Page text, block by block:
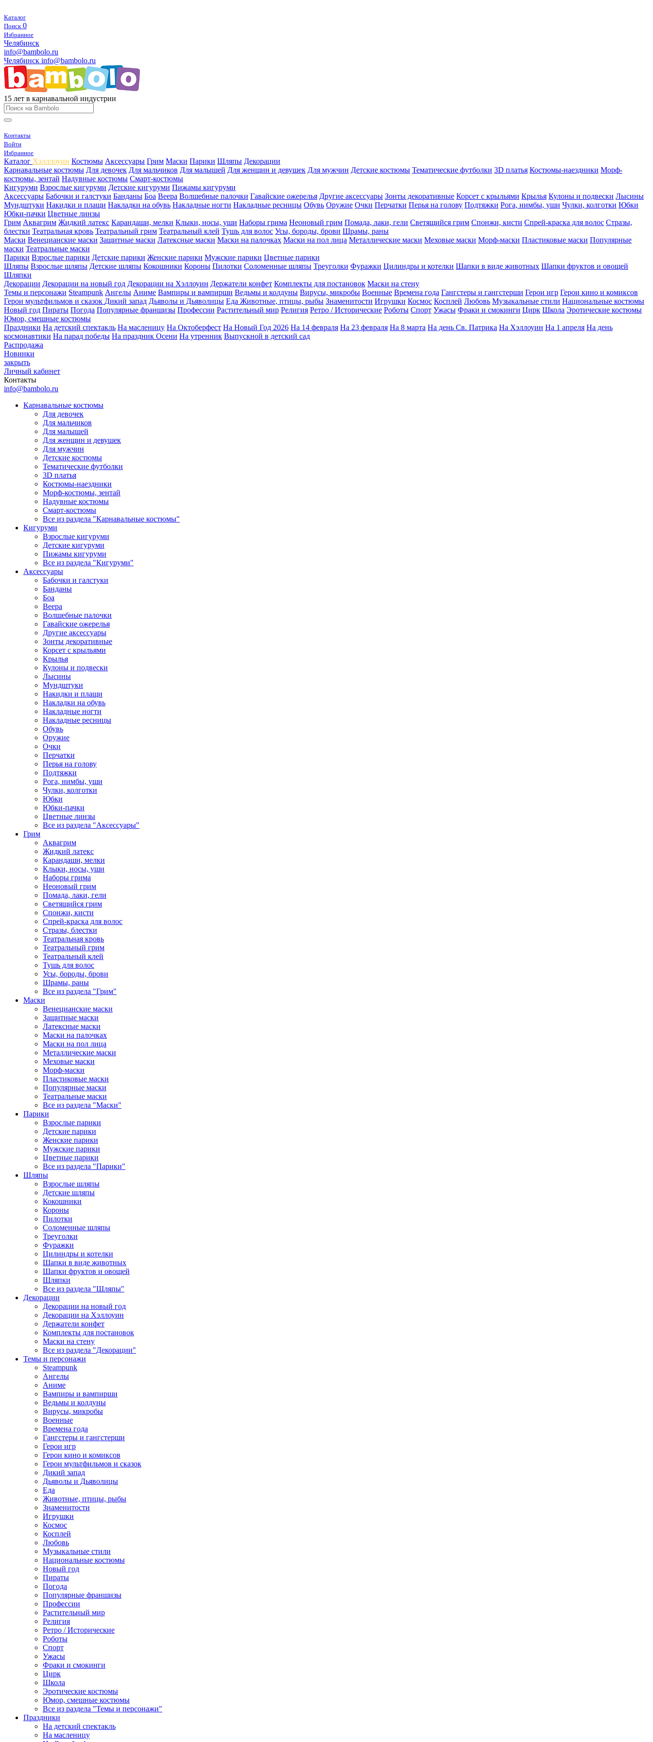
Каталог
Поиск 0
Избранное
Челябинск
info@bambolo.ru
Челябинск info@bambolo.ru
15 лет в карнавальной индустрии
Контакты
Войти
Избранное
Каталог Хэлллоуин Костюмы Аксессуары Грим Маски Парики Шляпы Декорации
Карнавальные костюмы Для девочек Для мальчиков Для малышей Для женщин и девушек Для мужчин Детские костюмы Тематические футболки 3D платья Костюмы-наездники Морф-
костюмы, зентай Надувные костюмы Смарт-костюмы
Кигуруми Взрослые кигуруми Детские кигуруми Пижамы кигуруми
Аксессуары Бабочки и галстуки Банданы Боа Веера Волшебные палочки Гавайские ожерелья Другие аксессуары Зонты декоративные Корсет с крыльями Крылья Кулоны и подвески Лысины
Мундштуки Накидки и плащи Накладки на обувь Накладные ногти Накладные ресницы Обувь Оружие Очки Перчатки Перья на голову Подтяжки Рога, нимбы, уши Чулки, колготки Юбки
Юбки-пачки Цветные линзы
Грим Аквагрим Жидкий латекс Карандаши, мелки Клыки, носы, уши Наборы грима Неоновый грим Помада, лаки, гели Светящийся грим Спонжи, кисти Спрей-краска для волос Стразы,
блестки Театральная кровь Театральный грим Театральный клей Тушь для волос Усы, бороды, брови Шрамы, раны
Маски Венецианские маски Защитные маски Латексные маски Маски на палочках Маски на пол лица Металлические маски Меховые маски Морф-маски Пластиковые маски Популярные
маски Театральные маски
Парики Взрослые парики Детские парики Женские парики Мужские парики Цветные парики
Шляпы Взрослые шляпы Детские шляпы Кокошники Короны Пилотки Соломенные шляпы Треуголки Фуражки Цилиндры и котелки Шапки в виде животных Шапки фруктов и овощей
Шляпки
Декорации Декорации на новый год Декорации на Хэллоуин Держатели конфет Комплекты для постановок Маски на стену
Темы и персонажи Steampunk Ангелы Аниме Вампиры и вампирши Ведьмы и колдуны Вирусы, микробы Военные Времена года Гангстеры и гангстерши Герои игр Герои кино и комиксов
Герои мультфильмов и сказок Дикий запад Дьяволы и Дьяволицы Еда Животные, птицы, рыбы Знаменитости Игрушки Космос Косплей Любовь Музыкальные стили Национальные костюмы
Новый год Пираты Погода Популярные франшизы Профессии Растительный мир Религия Ретро / Исторические Роботы Спорт Ужасы Фраки и смокинги Цирк Школа Эротические костюмы
Юмор, смешные костюмы
Праздники На детский спектакль На масленицу На Октоберфест На Новый Год 2026 На 14 февраля На 23 февраля На 8 марта На день Св. Патрика На Хэллоуин На 1 апреля На день
космонавтики На парад победы На праздник Осени На утренник Выпускной в детский сад
Распродажа
Новинки
закрыть
Личный кабинет
Контакты
info@bambolo.ru
Карнавальные костюмы
Для девочек
Для мальчиков
Для малышей
Для женщин и девушек
Для мужчин
Детские костюмы
Тематические футболки
3D платья
Костюмы-наездники
Морф-костюмы, зентай
Надувные костюмы
Смарт-костюмы
Все из раздела "Карнавальные костюмы"
Кигуруми
Взрослые кигуруми
Детские кигуруми
Пижамы кигуруми
Все из раздела "Кигуруми"
Аксессуары
Бабочки и галстуки
Банданы
Боа
Веера
Волшебные палочки
Гавайские ожерелья
Другие аксессуары
Зонты декоративные
Корсет с крыльями
Крылья
Кулоны и подвески
Лысины
Мундштуки
Накидки и плащи
Накладки на обувь
Накладные ногти
Накладные ресницы
Обувь
Оружие
Очки
Перчатки
Перья на голову
Подтяжки
Рога, нимбы, уши
Чулки, колготки
Юбки
Юбки-пачки
Цветные линзы
Все из раздела "Аксессуары"
Грим
Аквагрим
Жидкий латекс
Карандаши, мелки
Клыки, носы, уши
Наборы грима
Неоновый грим
Помада, лаки, гели
Светящийся грим
Спонжи, кисти
Спрей-краска для волос
Стразы, блестки
Театральная кровь
Театральный грим
Театральный клей
Тушь для волос
Усы, бороды, брови
Шрамы, раны
Все из раздела "Грим"
Маски
Венецианские маски
Защитные маски
Латексные маски
Маски на палочках
Маски на пол лица
Металлические маски
Меховые маски
Морф-маски
Пластиковые маски
Популярные маски
Театральные маски
Все из раздела "Маски"
Парики
Взрослые парики
Детские парики
Женские парики
Мужские парики
Цветные парики
Все из раздела "Парики"
Шляпы
Взрослые шляпы
Детские шляпы
Кокошники
Короны
Пилотки
Соломенные шляпы
Треуголки
Фуражки
Цилиндры и котелки
Шапки в виде животных
Шапки фруктов и овощей
Шляпки
Все из раздела "Шляпы"
Декорации
Декорации на новый год
Декорации на Хэллоуин
Держатели конфет
Комплекты для постановок
Маски на стену
Все из раздела "Декорации"
Темы и персонажи
Steampunk
Ангелы
Аниме
Вампиры и вампирши
Ведьмы и колдуны
Вирусы, микробы
Военные
Времена года
Гангстеры и гангстерши
Герои игр
Герои кино и комиксов
Герои мультфильмов и сказок
Дикий запад
Дьяволы и Дьяволицы
Еда
Животные, птицы, рыбы
Знаменитости
Игрушки
Космос
Косплей
Любовь
Музыкальные стили
Национальные костюмы
Новый год
Пираты
Погода
Популярные франшизы
Профессии
Растительный мир
Религия
Ретро / Исторические
Роботы
Спорт
Ужасы
Фраки и смокинги
Цирк
Школа
Эротические костюмы
Юмор, смешные костюмы
Все из раздела "Темы и персонажи"
Праздники
На детский спектакль
На масленицу